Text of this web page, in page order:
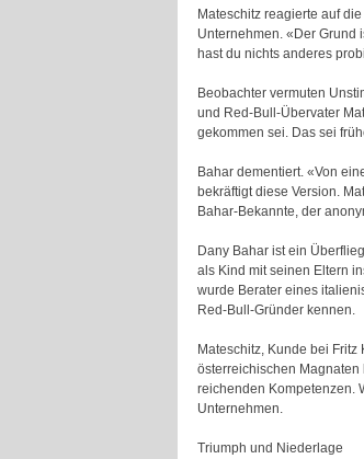
Mateschitz reagierte auf
Unternehmen. «Der Grund
hast du nichts anderes
Beobachter vermuten
und Red-Bull-Übervater
gekommen sei. Das sei
Bahar dementiert. «Von
bekräftigt diese Version.
Bahar-Bekannte, der
Dany Bahar ist ein
als Kind mit seinen Eltern
wurde Berater eines
Red-Bull-Gründer kennen.
Mateschitz, Kunde bei
österreichischen
reichenden Kompetenzen.
Unternehmen.
Triumph und Niederlage